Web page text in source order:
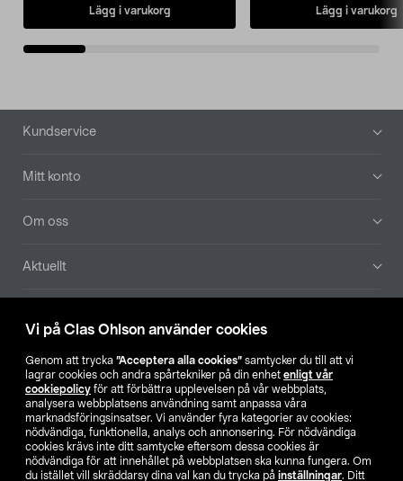
Vi på Clas Ohlson använder cookies
Genom att trycka ”Acceptera alla cookies” samtycker du till att vi
lagrar cookies och andra spårtekniker på din enhet enligt vår
cookiepolicy för att förbättra upplevelsen på vår webbplats,
analysera webbplatsens användning samt anpassa våra
marknadsföringsinsatser. Vi använder fyra kategorier av cookies:
nödvändiga, funktionella, analys och annonsering. För nödvändiga
cookies krävs inte ditt samtycke eftersom dessa cookies är
nödvändiga för att innehållet på webbplatsen ska kunna fungera. Om
du istället vill skräddarsy dina val kan du trycka på inställningar. Ditt
Lägg i varukorg Lägg i varukorg
Sidfot
Kundservice
Mitt konto
Om oss
Aktuellt
Hitta butik
SE NO FI